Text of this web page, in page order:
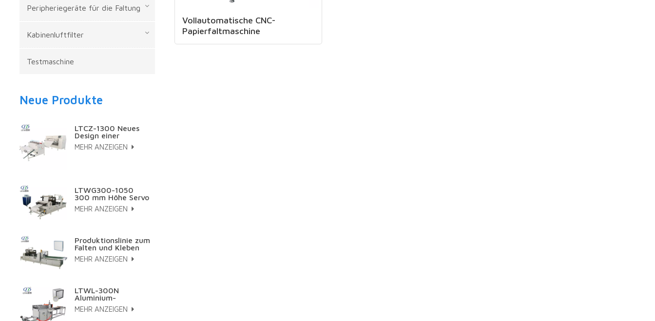
Vollautomatische CNC-
Papierfaltmaschine
Peripheriegeräte für die Faltung
Kabinenluftfilter
Testmaschine
Neue Produkte
LTCZ-1300 Neues
Design einer
vollautomatischen
HEPA-
MEHR ANZEIGEN
LTWG300-1050
300 mm Höhe Servo
Papierfalt- und
Klebelinie
MEHR ANZEIGEN
Produktionslinie zum
Falten und Kleben
von großflächigen,
hocheffizienten
MEHR ANZEIGEN
LTWL-300N
Aluminium-
Wellblech-
Herstellungsmaschine
MEHR ANZEIGEN